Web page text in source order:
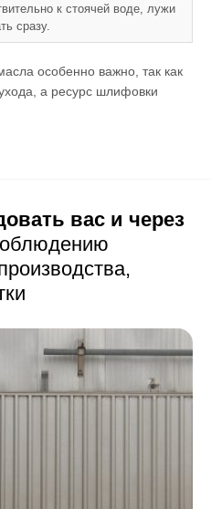
к стоячей воде, лужи
сразу.
особенно важно, так как
а ресурс шлифовки
вас и через